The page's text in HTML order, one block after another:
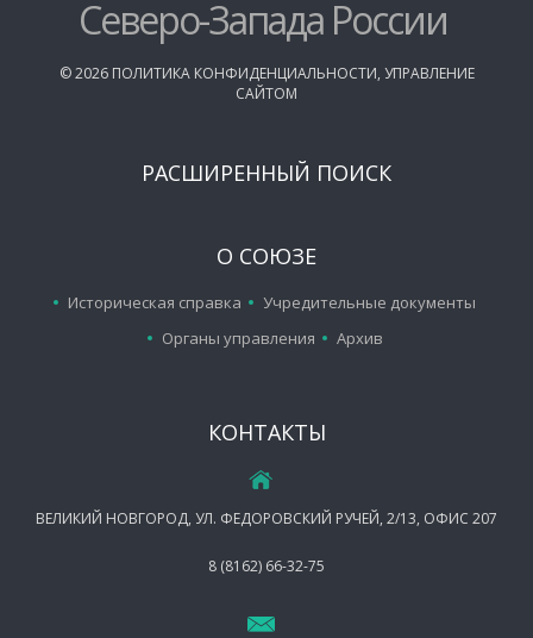
Северо-Запада России
©2026 ПОЛИТИКА КОНФИДЕНЦИАЛЬНОСТИ, УПРАВЛЕНИЕ
САЙТОМ
РАСШИРЕННЫЙ ПОИСК
О СОЮЗЕ
Историческая справка
Учредительные документы
Органы управления
Архив
КОНТАКТЫ
ВЕЛИКИЙ НОВГОРОД, УЛ. ФЕДОРОВСКИЙ РУЧЕЙ, 2/13, ОФИС 207
8 (8162) 66-32-75